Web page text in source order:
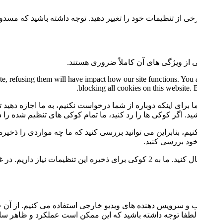
از تنظیمات خود را تغییر دهید. توجه داشته باشید که
از ویژگی های آن کاملاً ضروری هستند.
refusing them will have impact how our site functions.
blocking all cookies on this website.
برای اینکه دوباره از شما درخواست نکنیم، به ما اجازه
اگر کوکی ها را رد کنید، ما تمام کوکی های تنظیم شده
می توانید بررسی کنید که ما چه مواردی را ذخیره
خود بررسی کنید.
برای عدم نمایش دائمی نوار پیام و رد کردن همه ی کوکی ها این گزینه را فعال
دهنده های ویدیو خارجی استفاده می کنیم. از
لطفا توجه داشته باشید که این ممکن است عملکرد و